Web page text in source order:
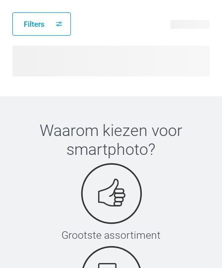
Filters
Waarom kiezen voor
smartphoto?
Grootste assortiment